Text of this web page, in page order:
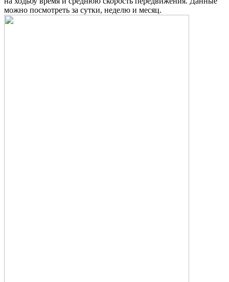
можно посмотреть за сутки, неделю и месяц.